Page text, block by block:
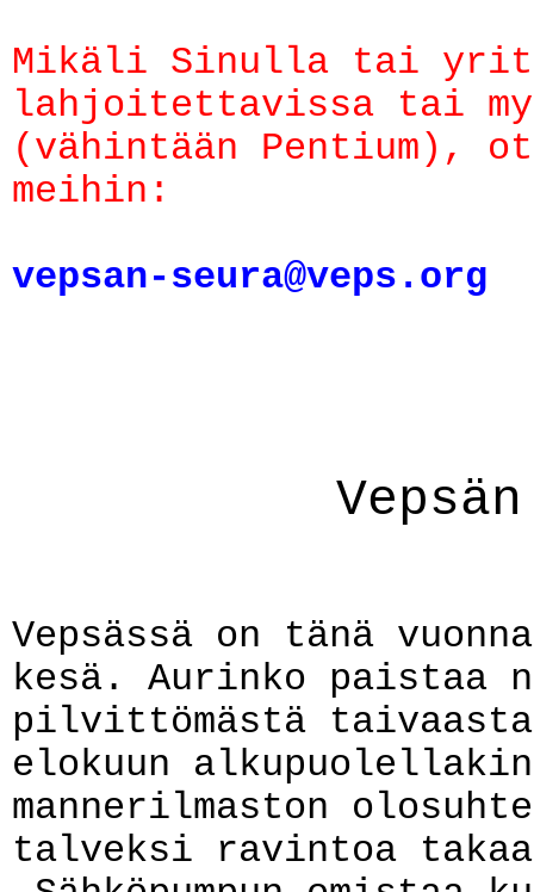
Mikäli Sinulla tai
lahjoitettavissa tai
(vähintään Pentium),
meihin:
vepsan-seura@veps.org
Vepsässä on tänä
kesä. Aurinko paistaa
pilvittömästä
elokuun
mannerilmaston
talveksi ravintoa